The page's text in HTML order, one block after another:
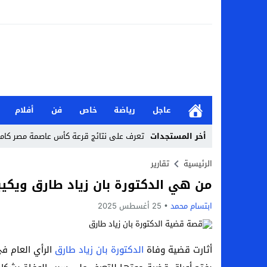
عاجل رياضة خاص فن أفلام
أخر المستجدات تعرف على نتائج قرعة كأس عاصمة مصر كاملة 2026-
بحث في الإسلام بسببها.. من هي هيفا
لماذا تنجح بعض الحملات التسويقية
بعد فسخ عقده.. حصاد وأرقام سيف الدين
السيرة الذاتية للدكتورة آيات حسن شمس
الرئيسية تقارير
من هي الدكتورة بان زياد طارق
ابتسام محمد 25 أغسطس 2025
أثارت قضية وفاة الدكتورة بان زياد طارق الرأي العام